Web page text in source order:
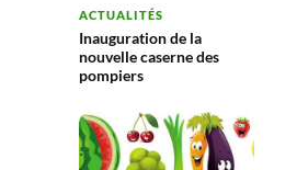
ACTUALITÉS
Inauguration de la
nouvelle caserne des
pompiers